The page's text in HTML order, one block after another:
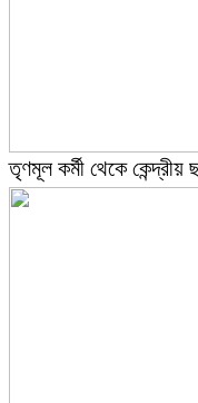
তৃণমূল কর্মী থেকে